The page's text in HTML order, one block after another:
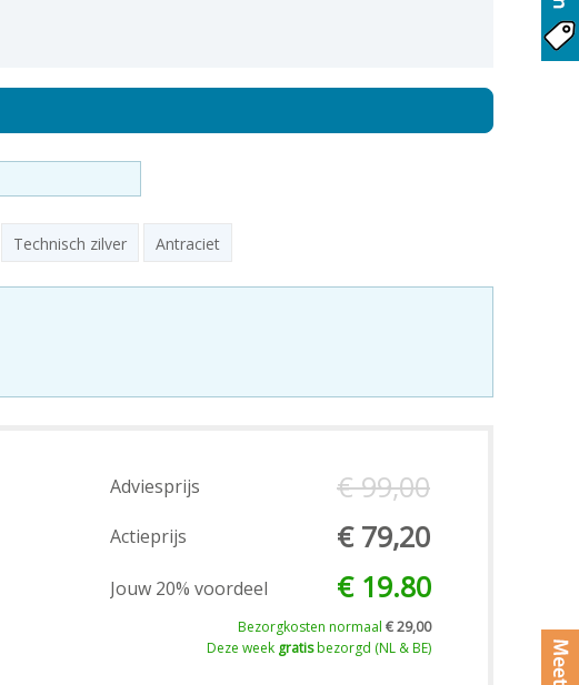
Technisch zilver Antraciet
Adviesprijs € 99,00
Actieprijs € 79,20
Jouw 20% voordeel € 19.80
Bezorgkosten normaal € 29,00
Deze week gratisbezorgd (NL & BE)